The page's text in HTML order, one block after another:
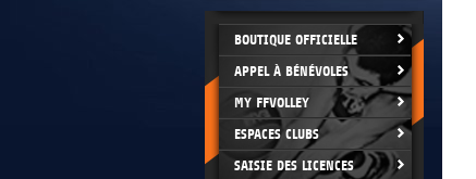
BOUTIQUE OFFICIELLE
APPEL À BÉNÉVOLES
MY FFVOLLEY
ESPACES CLUBS
SAISIE DES LICENCES